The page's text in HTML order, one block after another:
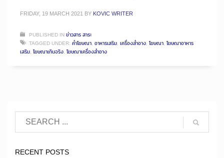
FRIDAY, 19 MARCH 2021 BY KOVIC WRITER
PUBLISHED INข่าวสาร สาระ
TAGGED UNDER: คำโฆษณา, อาหารเสริม, เครื่องสำอาง, โฆษณา, โฆษณาอาหาร
เสริม, โฆษณาเกินจริง, โฆษณาเครื่องสำอาง
RECENT POSTS